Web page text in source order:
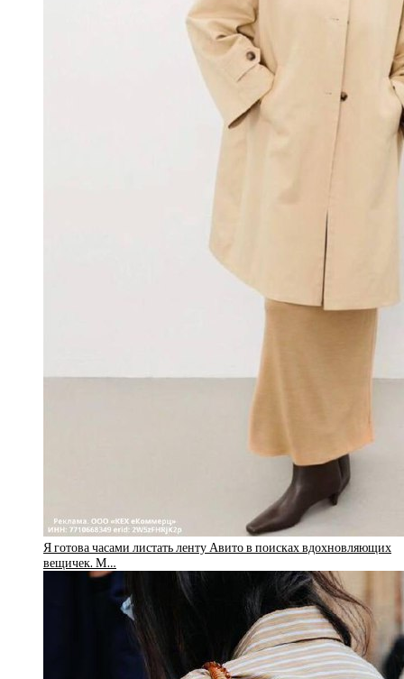
Я готова часами листать ленту Авито в поисках вдохновляющих
вещичек. М…